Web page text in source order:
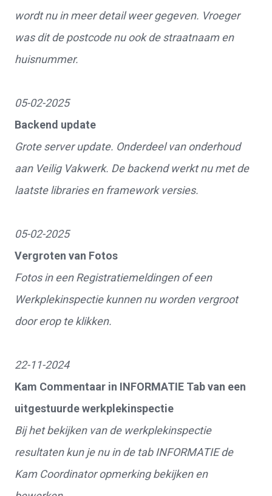
wordt nu in meer detail weer gegeven. Vroeger
was dit de postcode nu ook de straatnaam en
huisnummer.
05-02-2025
Backend update
Grote server update. Onderdeel van onderhoud
aan Veilig Vakwerk. De backend werkt nu met de
laatste libraries en framework versies.
05-02-2025
Vergroten van Fotos
Fotos in een Registratiemeldingen of een
Werkplekinspectie kunnen nu worden vergroot
door erop te klikken.
22-11-2024
Kam Commentaar in INFORMATIE Tab van een
uitgestuurde werkplekinspectie
Bij het bekijken van de werkplekinspectie
resultaten kun je nu in de tab INFORMATIE de
Kam Coordinator opmerking bekijken en